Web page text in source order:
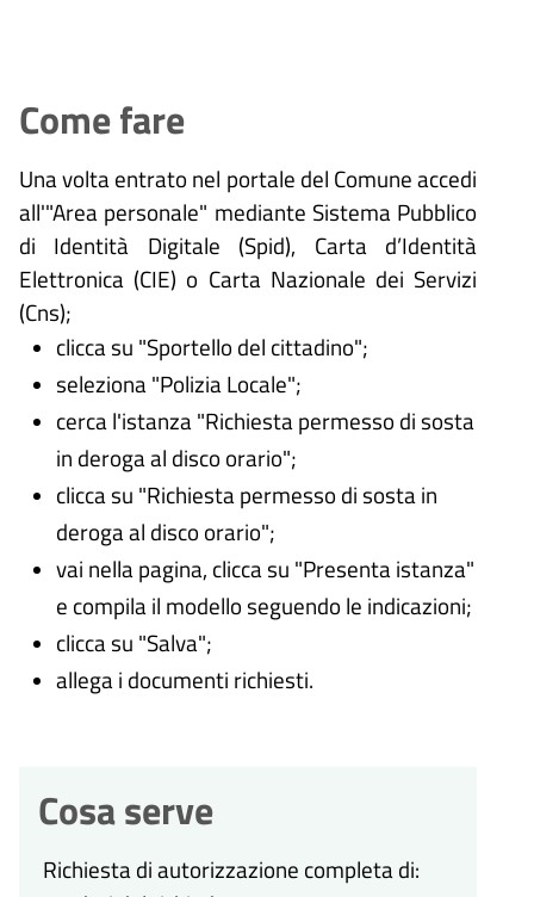
Come fare
Una volta entrato nel portale del Comune accedi
all'"Area personale" mediante Sistema Pubblico
di Identità Digitale (Spid), Carta d’Identità
Elettronica (CIE) o Carta Nazionale dei Servizi
(Cns);
clicca su "Sportello del cittadino";
seleziona "Polizia Locale";
cerca l'istanza "Richiesta permesso di sosta
in deroga al disco orario";
clicca su "Richiesta permesso di sosta in
deroga al disco orario";
vai nella pagina, clicca su "Presenta istanza"
e compila il modello seguendo le indicazioni;
clicca su "Salva";
allega i documenti richiesti.
Cosa serve
Richiesta di autorizzazione completa di: